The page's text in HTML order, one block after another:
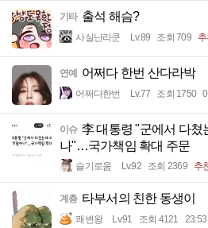
기타 출석 해슴?
사실난라쿤 Lv.89 조회 709
연예 어쩌다 한번 산다라박
어쩌다한번 Lv.77 조회 1750
이슈 李 대통령 "군에서 다쳤
나"…국가책임 확대 주문
슬기로움 Lv.92 조회 2369 추
계층 타부서의 친한 동생이
쾌변왕 Lv.91 조회 4121 23:53